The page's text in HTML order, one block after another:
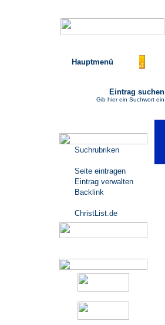
Hauptmenü
Eintrag suchen
Gib hier ein Suchwort ein
Suchrubriken
Seite eintragen
Eintrag verwalten
Backlink
ChristList.de